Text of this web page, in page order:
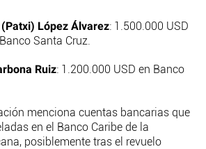
López Álvarez: 1.500.000 USD
Santa Cruz.
Ruiz: 1.200.000 USD en Banco
menciona cuentas bancarias que
en el Banco Caribe de la
posiblemente tras el revuelo